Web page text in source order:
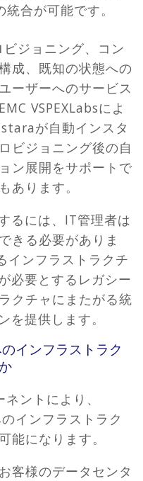
合が可能です。
ジョニング、コン
成、既知の状態への
ーザーへのサービス
VSPEXLabsによ
が自動インスタ
ビジョニング後の自
ン展開をサポートで
あります。
るには、IT管理者は
きる必要がありま
ンフラストラクチ
必要とするレガシー
クチャにまたがる統
を提供します。
インフラストラク
ントにより、
インフラストラク
能になります。
客様のデータセンタ